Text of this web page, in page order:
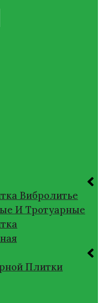
Вибролитье
И Тротуарные
Плитки